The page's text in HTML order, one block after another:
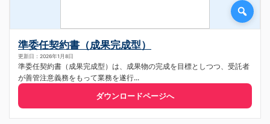
準委任契約書（成果完成型）
更新日：2026年1月8日
準委任契約書（成果完成型）は、成果物の完成を目標としつつ、受託者
が善管注意義務をもって業務を遂行...
ダウンロードページへ